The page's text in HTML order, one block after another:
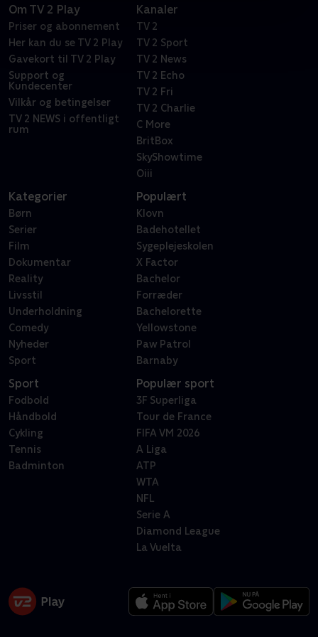
Om TV 2 Play
Priser og abonnement
Her kan du se TV 2 Play
Gavekort til TV 2 Play
Support og
Kundecenter
Vilkår og betingelser
TV 2 NEWS i offentligt
rum
Kanaler
TV 2
TV 2 Sport
TV 2 News
TV 2 Echo
TV 2 Fri
TV 2 Charlie
C More
BritBox
SkyShowtime
Oiii
Kategorier
Børn
Serier
Film
Dokumentar
Reality
Livsstil
Underholdning
Comedy
Nyheder
Sport
Populært
Klovn
Badehotellet
Sygeplejeskolen
X Factor
Bachelor
Forræder
Bachelorette
Yellowstone
Paw Patrol
Barnaby
Sport
Fodbold
Håndbold
Cykling
Tennis
Badminton
Populær sport
3F Superliga
Tour de France
FIFA VM 2026
A Liga
ATP
WTA
NFL
Serie A
Diamond League
La Vuelta